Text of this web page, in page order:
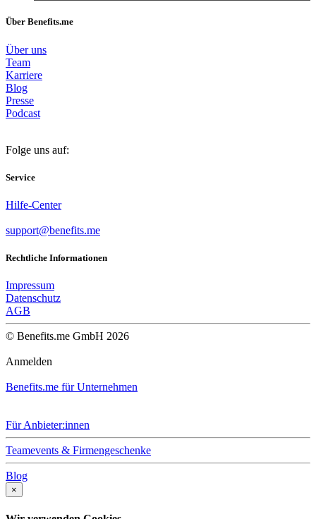
Über Benefits.me
Über uns
Team
Karriere
Blog
Presse
Podcast
Folge uns auf:
Service
Hilfe-Center
support@benefits.me
Rechtliche Informationen
Impressum
Datenschutz
AGB
© Benefits.me GmbH 2026
Anmelden
Benefits.me für Unternehmen
Für Anbieter:innen
Teamevents & Firmengeschenke
Blog
×